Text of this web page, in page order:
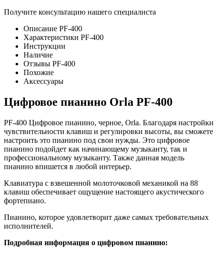
Получите консультацию нашего специалиста
Описание PF-400
Характеристики PF-400
Инструкции
Наличие
Отзывы PF-400
Похожие
Аксессуары
Цифровое пианино Orla PF-400
PF-400 Цифровое пианино, черное, Orla. Благодаря настройки
чувствительности клавиш и регулировки высоты, вы сможете
настроить это пианино под свои нужды. Это цифровое
пианино подойдет как начинающему музыканту, так и
профессиональному музыканту. Также данная модель
пианино впишется в любой интерьер.
Клавиатура с взвешенной молоточковой механикой на 88
клавиш обеспечивает ощущение настоящего акустического
фортепиано.
Пианино, которое удовлетворит даже самых требовательных
исполнителей.
Подробная информация о цифровом пианино: